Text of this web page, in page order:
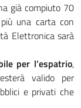
già compiuto 70
una carta con
Elettronica sarà
per l’espatrio,
valido per
e privati che